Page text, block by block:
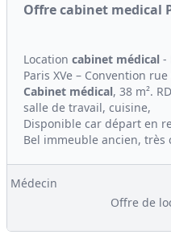
Offre cabinet medical
Location cabinet médical -
Paris XVe – Convention
Cabinet médical, 38 m².
salle de travail, cuisine,
Disponible car départ en
Bel immeuble ancien, très
Médecin
Offre de